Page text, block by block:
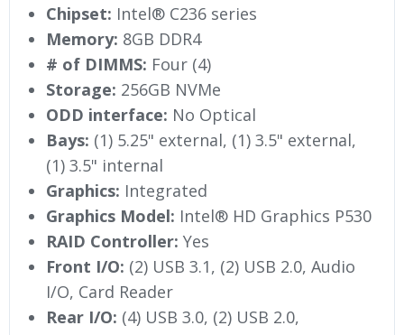
Chipset: Intel® C236 series
Memory: 8GB DDR4
# of DIMMS: Four (4)
Storage: 256GB NVMe
ODD interface: No Optical
Bays: (1) 5.25" external, (1) 3.5" external,
(1) 3.5" internal
Graphics: Integrated
Graphics Model: Intel® HD Graphics P530
RAID Controller: Yes
Front I/O: (2) USB 3.1, (2) USB 2.0, Audio
I/O, Card Reader
Rear I/O: (4) USB 3.0, (2) USB 2.0,